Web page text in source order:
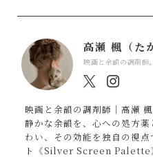
高瀬 楓（た
映画と余韻の調剤師
映画と余韻の調剤師｜高瀬
静かな余韻を、心への処方
わい、その効能を独自の視
ト《Silver Screen Palette